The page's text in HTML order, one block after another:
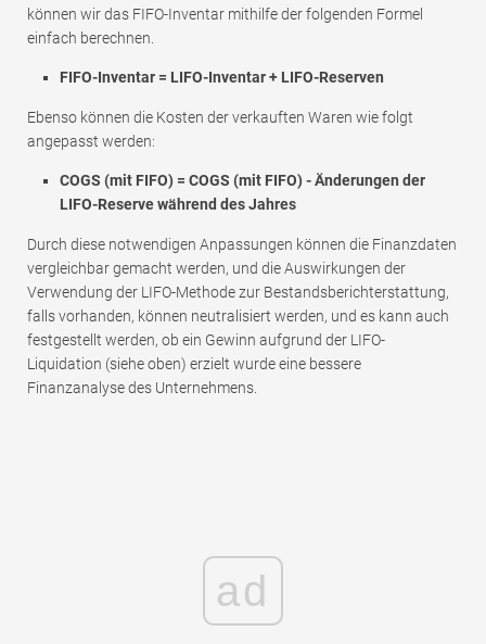
können wir das FIFO-Inventar mithilfe der folgenden Formel
einfach berechnen.
FIFO-Inventar = LIFO-Inventar + LIFO-Reserven
Ebenso können die Kosten der verkauften Waren wie folgt
angepasst werden:
COGS (mit FIFO) = COGS (mit FIFO) - Änderungen der
LIFO-Reserve während des Jahres
Durch diese notwendigen Anpassungen können die Finanzdaten
vergleichbar gemacht werden, und die Auswirkungen der
Verwendung der LIFO-Methode zur Bestandsberichterstattung,
falls vorhanden, können neutralisiert werden, und es kann auch
festgestellt werden, ob ein Gewinn aufgrund der LIFO-
Liquidation (siehe oben) erzielt wurde eine bessere
Finanzanalyse des Unternehmens.
ad